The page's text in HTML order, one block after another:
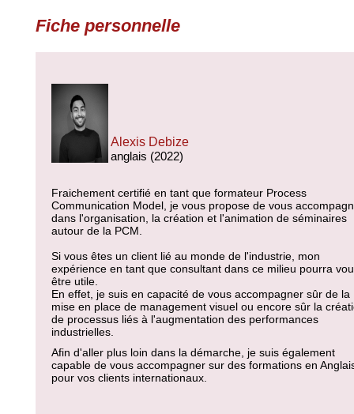
Fiche personnelle
Alexis Debize
anglais (2022)
Fraichement certifié en tant que formateur Process
Communication Model, je vous propose de vous
dans l'organisation, la création et l'animation de séminaires
autour de la PCM.
Si vous êtes un client lié au monde de l'industrie, mon
expérience en tant que consultant dans ce milieu pourra
être utile.
En effet, je suis en capacité de vous accompagner sûr de la
mise en place de management visuel ou encore sûr la
de processus liés à l'augmentation des performances
industrielles.
Afin d'aller plus loin dans la démarche, je suis également
capable de vous accompagner sur des formations en
pour vos clients internationaux.